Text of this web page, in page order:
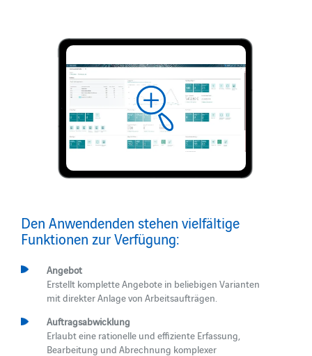
Den Anwendenden stehen vielfältige
Funktionen zur Verfügung:
Angebot
Erstellt komplette Angebote in beliebigen Varianten
mit direkter Anlage von Arbeitsaufträgen.
Auftragsabwicklung
Erlaubt eine rationelle und effiziente Erfassung,
Bearbeitung und Abrechnung komplexer